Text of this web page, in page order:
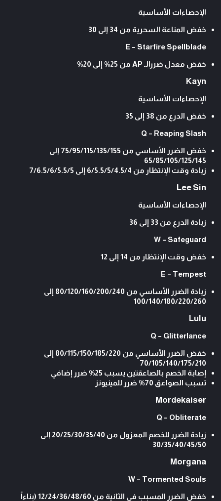
الإحصاءات الأساسية
خفض المناعة السحرية من 34 إلى 30
E – Starfire Spellblade
خفض معدل ضررالـ AP من 25% إلى 20%
Kayn
الإحصاءات الأساسية
خفض الدرع من 38 إلى 35
Q – Reaping Slash
خفض الضرر الأساسي من 75/95/115/135/155 إلى
65/85/105/125/145
زيادة وقت الإنتظار من 6/5.5/5/4.5/4 إلى 7/6.5/6/5.5/5
Lee Sin
الإحصاءات الأساسية
زيادة الدرع من 33 إلى 36
W – Safeguard
خفض وقت الإنتظار من 14 إلى 12
E – Tempest
زيادة الضرر الأساسي من 80/120/160/200/240 إلى
100/140/180/220/260
Lulu
Q – Glitterlance
خفض الضرر الأساسي من 80/115/150/185/220 إلى
70/105/140/175/210
إصابة الخصم بالصاعقتين يسبب 25% ضرر إضافي
تسبب الصواعق 70% ضرر للمينيونز
Mordekaiser
Q – Obliterate
زيادة الضرر للخصم المعزول من 20/25/30/35/40 إلى
30/35/40/45/50
Morgana
W – Tormented Souls
خفض الضرر المسبب في الثانية من 12/24/36/48/60 (بناءاً